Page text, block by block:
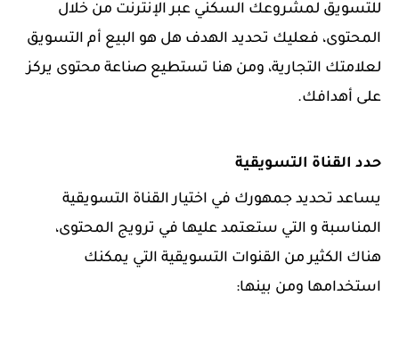
للتسويق لمشروعك السكني عبر الإنترنت من خلال
المحتوى، فعليك تحديد الهدف هل هو البيع أم التسويق
لعلامتك التجارية، ومن هنا تستطيع صناعة محتوى يركز
على أهدافك.
حدد القناة التسويقية
يساعد تحديد جمهورك في اختيار القناة التسويقية
المناسبة و التي ستعتمد عليها في ترويج المحتوى،
هناك الكثير من القنوات التسويقية التي يمكنك
استخدامها ومن بينها: